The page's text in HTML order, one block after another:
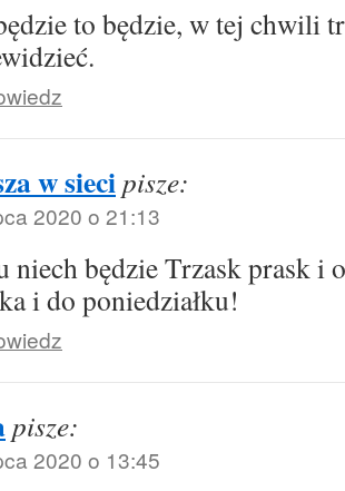
to będzie, w tej chwili
w siecipisze:
2020 o 21:13
niech będzie Trzask prask i
i do poniedziałku!
pisze:
2020 o 13:45